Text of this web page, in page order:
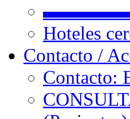
Hoteles
Contacto /
Contacto: